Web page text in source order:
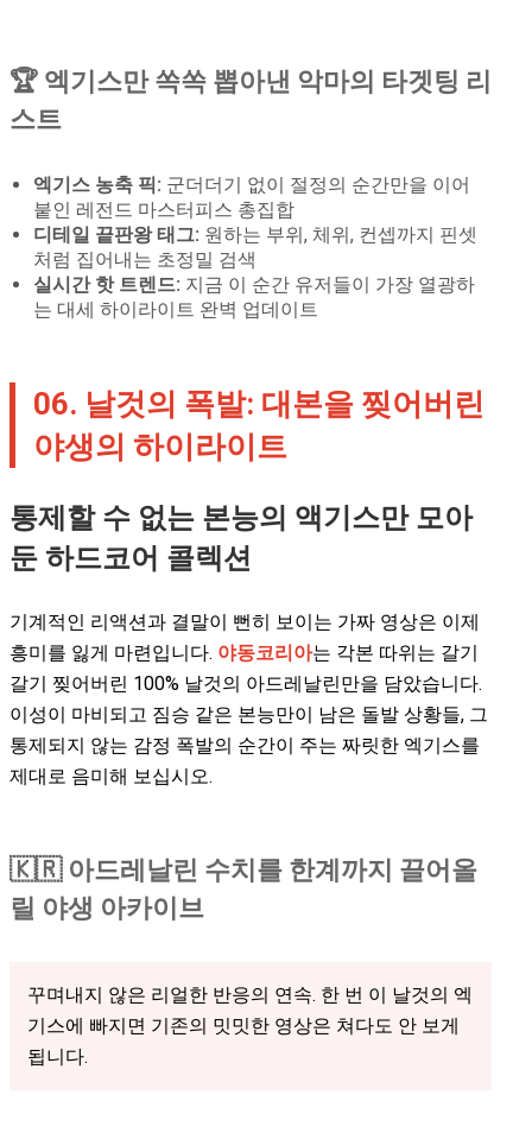
🏆 엑기스만 쏙쏙 뽑아낸 악마의 타겟팅 리
스트
엑기스 농축 픽: 군더더기 없이 절정의 순간만을 이어
붙인 레전드 마스터피스 총집합
디테일 끝판왕 태그: 원하는 부위, 체위, 컨셉까지 핀셋
처럼 집어내는 초정밀 검색
실시간 핫 트렌드: 지금 이 순간 유저들이 가장 열광하
는 대세 하이라이트 완벽 업데이트
06. 날것의 폭발: 대본을 찢어버린
야생의 하이라이트
통제할 수 없는 본능의 액기스만 모아
둔 하드코어 콜렉션
기계적인 리액션과 결말이 뻔히 보이는 가짜 영상은 이제
흥미를 잃게 마련입니다. 야동코리아는 각본 따위는 갈기
갈기 찢어버린 100% 날것의 아드레날린만을 담았습니다.
이성이 마비되고 짐승 같은 본능만이 남은 돌발 상황들, 그
통제되지 않는 감정 폭발의 순간이 주는 짜릿한 엑기스를
제대로 음미해 보십시오.
🇰🇷 아드레날린 수치를 한계까지 끌어올
릴 야생 아카이브
꾸며내지 않은 리얼한 반응의 연속. 한 번 이 날것의 엑
기스에 빠지면 기존의 밋밋한 영상은 쳐다도 안 보게
됩니다.